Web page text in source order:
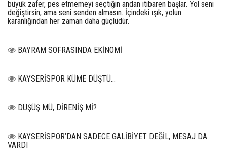
büyük zafer, pes etmemeyi seçtiğin andan itibaren başlar. Yol seni
değiştirsin; ama seni senden almasın. İçindeki ışık, yolun
karanlığından her zaman daha güçlüdür.
BAYRAM SOFRASINDA EKİNOMİ
KAYSERİSPOR KÜME DÜŞTÜ…
DÜŞÜŞ MÜ, DİRENİŞ Mİ?
KAYSERİSPOR’DAN SADECE GALİBİYET DEĞİL, MESAJ DA
VARDI